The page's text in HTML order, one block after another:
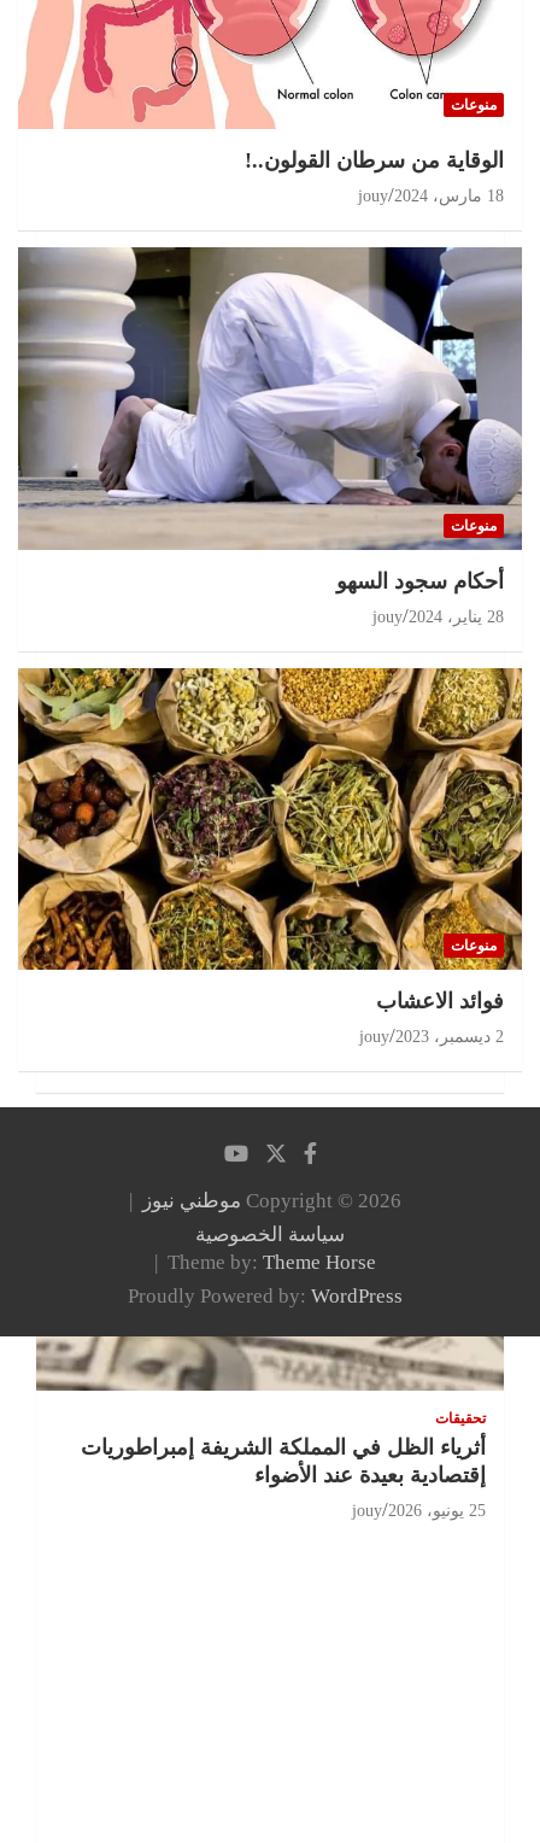
تحقيقات
أثرياء الظل في المملكة الشريفة إمبراطوريات
إقتصادية بعيدة عند الأضواء
25 يونيو، 2026 jouy
منوعات
الوقاية من سرطان القولون..!
18 مارس، 2024 jouy
منوعات
أحكام سجود السهو
28 يناير، 2024 jouy
منوعات
‏فوائد الاعشاب
2 ديسمبر، 2023 jouy
Copyright © 2026 موطني نيوز
سياسة الخصوصية
Theme by: Theme Horse
Proudly Powered by: WordPress